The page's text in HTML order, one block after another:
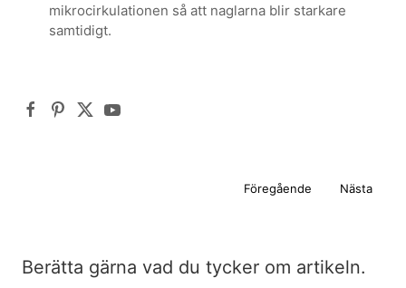
mikrocirkulationen så att naglarna blir starkare
samtidigt.
Föregående Nästa
Berätta gärna vad du tycker om artikeln.